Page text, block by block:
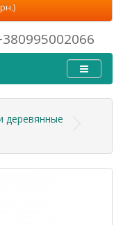
деревянные